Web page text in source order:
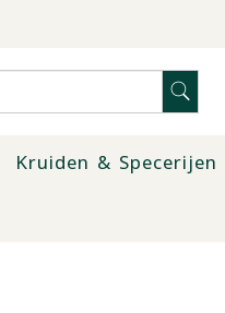
Kruiden & Specerijen